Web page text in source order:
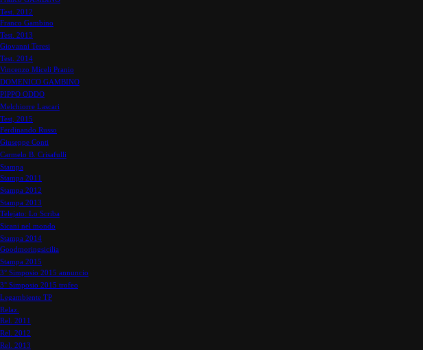
Test. 2012
Franco Gambino
Test. 2013
Giovanni Teresi
Test. 2014
Vincenzo Miceli Pranio
DOMENICO GAMBINO
PIPPO ODDO
Melchiorre Lascari
Test, 2015
Ferdinando Russo
Giuseppe Conti
Carmelo B. Crisafulli
Stampa
Stampa 2011
Stampa 2012
Stampa 2013
Telejato: Lo Scriba
Sicani nel mondo
Stampa 2014
Goodmoringsicilia
Stampa 2015
3° Simposio 2015 annuncio
3° Simposio 2015 trofeo
Legambiente TP
Relaz.
Rel. 2011
Rel. 2012
Rel. 2013